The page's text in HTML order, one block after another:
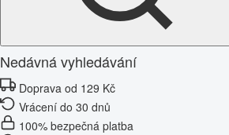
Nedávná vyhledávání
Doprava od 129 Kč
Vrácení do 30 dnů
100% bezpečná platba